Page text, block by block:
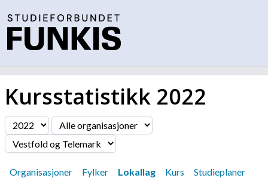
Kursstatistikk 2022
Filter
Organisasjoner Fylker Lokallag Kurs Studieplaner